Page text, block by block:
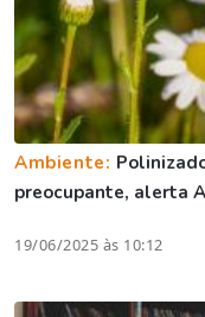
Ambiente:
preocupante, alerta
19/06/2025 às 10:12